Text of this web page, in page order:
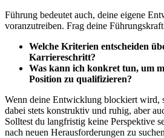
Führung bedeutet auch, deine eigene
voranzutreiben. Frag deine
Welche Kriterien entscheiden
Karriereschritt?
Was kann ich konkret tun, um
Position zu qualifizieren?
Wenn deine Entwicklung blockiert wird,
dabei stets konstruktiv und ruhig, aber
Solltest du langfristig keine Perspektive
nach neuen Herausforderungen zu